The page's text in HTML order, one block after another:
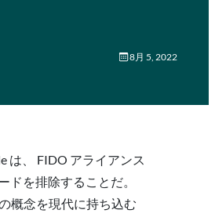
8月 5, 2022
は、 FIDO アライアンス
を排除することだ。
概念を現代に持ち込む